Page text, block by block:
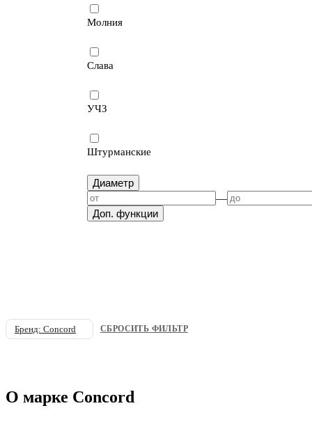
Молния
Слава
УЧЗ
Штурманские
Диаметр
—
Доп. функции
Бренд: Concord СБРОСИТЬ ФИЛЬТР
О марке Concord